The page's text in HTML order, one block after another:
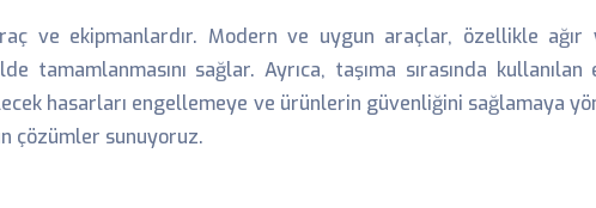
ve ekipmanlardır. Modern ve uygun araçlar, özellikle
tamamlanmasını sağlar. Ayrıca, taşıma sırasında
hasarları engellemeye ve ürünlerin güvenliğini sağlamaya
çözümler sunuyoruz.